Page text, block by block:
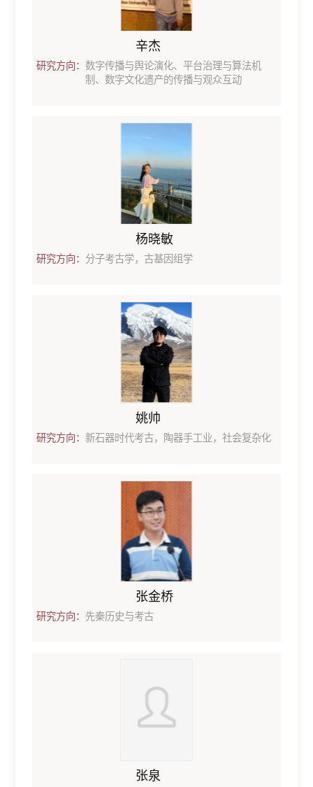
辛杰
研究方向： 数字传播与舆论演化、平台治理与算法机
制、数字文化遗产的传播与观众互动
杨晓敏
研究方向： 分子考古学，古基因组学
姚帅
研究方向： 新石器时代考古，陶器手工业，社会复杂化
张金桥
研究方向： 先秦历史与考古
张泉